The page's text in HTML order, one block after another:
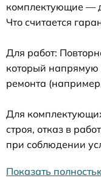
комплектующие —
Что считается
Для работ:
который напрямую
ремонта
Для
строя, отказ в
при соблюдении
Показать